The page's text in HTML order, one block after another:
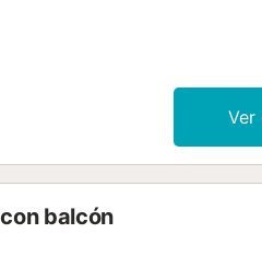
distribuye de la siguiente manera: -
individuales . dormitorio 3: 1
con aire acondicionado -
comunicación por carretera, ...
Ver
balcón